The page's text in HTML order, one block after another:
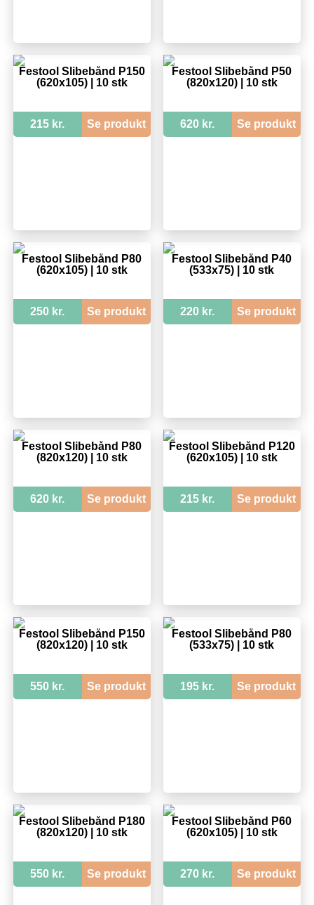
Festool Slibebånd P150
(620x105) | 10 stk
215 kr. Se produkt
Festool Slibebånd P50
(820x120) | 10 stk
620 kr. Se produkt
Festool Slibebånd P80
(620x105) | 10 stk
250 kr. Se produkt
Festool Slibebånd P40
(533x75) | 10 stk
220 kr. Se produkt
Festool Slibebånd P80
(820x120) | 10 stk
620 kr. Se produkt
Festool Slibebånd P120
(620x105) | 10 stk
215 kr. Se produkt
Festool Slibebånd P150
(820x120) | 10 stk
550 kr. Se produkt
Festool Slibebånd P80
(533x75) | 10 stk
195 kr. Se produkt
Festool Slibebånd P180
(820x120) | 10 stk
550 kr. Se produkt
Festool Slibebånd P60
(620x105) | 10 stk
270 kr. Se produkt